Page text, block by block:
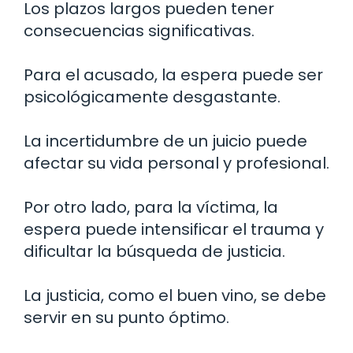
Los plazos largos pueden tener
consecuencias significativas.
Para el acusado, la espera puede ser
psicológicamente desgastante.
La incertidumbre de un juicio puede
afectar su vida personal y profesional.
Por otro lado, para la víctima, la
espera puede intensificar el trauma y
dificultar la búsqueda de justicia.
La justicia, como el buen vino, se debe
servir en su punto óptimo.